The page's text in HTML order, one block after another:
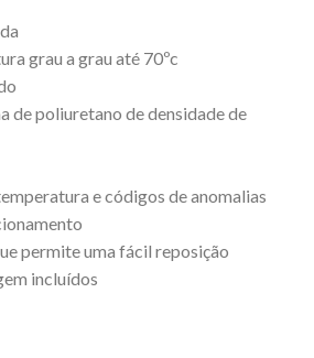
grau a grau até 70ºc
de poliuretano de densidade de
e códigos de anomalias
permite uma fácil reposição
incluídos